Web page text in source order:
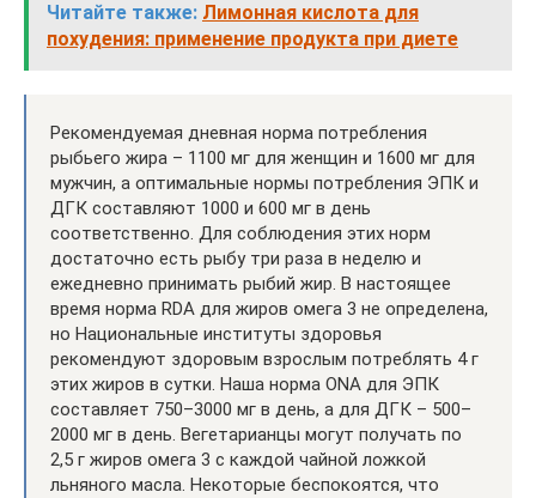
Читайте также: Лимонная кислота для
похудения: применение продукта при диете
Рекомендуемая дневная норма потребления
рыбьего жира – 1100 мг для женщин и 1600 мг для
мужчин, а оптимальные нормы потребления ЭПК и
ДГК составляют 1000 и 600 мг в день
соответственно. Для соблюдения этих норм
достаточно есть рыбу три раза в неделю и
ежедневно принимать рыбий жир. В настоящее
время норма RDA для жиров омега 3 не определена,
но Национальные институты здоровья
рекомендуют здоровым взрослым потреблять 4 г
этих жиров в сутки. Наша норма ONA для ЭПК
составляет 750–3000 мг в день, а для ДГК – 500–
2000 мг в день. Вегетарианцы могут получать по
2,5 г жиров омега 3 с каждой чайной ложкой
льняного масла. Некоторые беспокоятся, что